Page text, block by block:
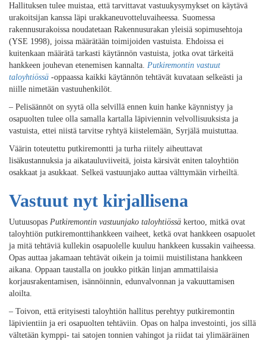
Hallituksen tulee muistaa, että tarvittavat vastuukysymykset on käytävä
urakoitsijan kanssa läpi urakkaneuvotteluvaiheessa. Suomessa
rakennusurakoissa noudatetaan Rakennusurakan yleisiä sopimusehtoja
(YSE 1998), joissa määrätään toimijoiden vastuista. Ehdoissa ei
kuitenkaan määrätä tarkasti käytännön vastuista, jotka ovat tärkeitä
hankkeen jouhevan etenemisen kannalta. Putkiremontin vastuut
taloyhtiössä -oppaassa kaikki käytännön tehtävät kuvataan selkeästi ja
niille nimetään vastuuhenkilöt.
– Pelisäännöt on syytä olla selvillä ennen kuin hanke käynnistyy ja
osapuolten tulee olla samalla kartalla läpiviennin velvollisuuksista ja
vastuista, ettei niistä tarvitse ryhtyä kiistelemään, Syrjälä muistuttaa.
Väärin toteutettu putkiremontti ja turha riitely aiheuttavat
lisäkustannuksia ja aikatauluviiveitä, joista kärsivät eniten taloyhtiön
osakkaat ja asukkaat. Selkeä vastuunjako auttaa välttymään virheiltä.
Vastuut nyt kirjallisena
Uutuusopas Putkiremontin vastuunjako taloyhtiössä kertoo, mitkä ovat
taloyhtiön putkiremonttihankkeen vaiheet, ketkä ovat hankkeen osapuolet
ja mitä tehtäviä kullekin osapuolelle kuuluu hankkeen kussakin vaiheessa.
Opas auttaa jakamaan tehtävät oikein ja toimii muistilistana hankkeen
aikana. Oppaan taustalla on joukko pitkän linjan ammattilaisia
korjausrakentamisen, isännöinnin, edunvalvonnan ja vakuuttamisen
aloilta.
– Toivon, että erityisesti taloyhtiön hallitus perehtyy putkiremontin
läpivientiin ja eri osapuolten tehtäviin. Opas on halpa investointi, jos sillä
vältetään kymppi- tai satojen tonnien vahingot ja riidat tai ylimääräinen